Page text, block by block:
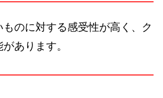
のに対する感受性が高く、ク
あります。